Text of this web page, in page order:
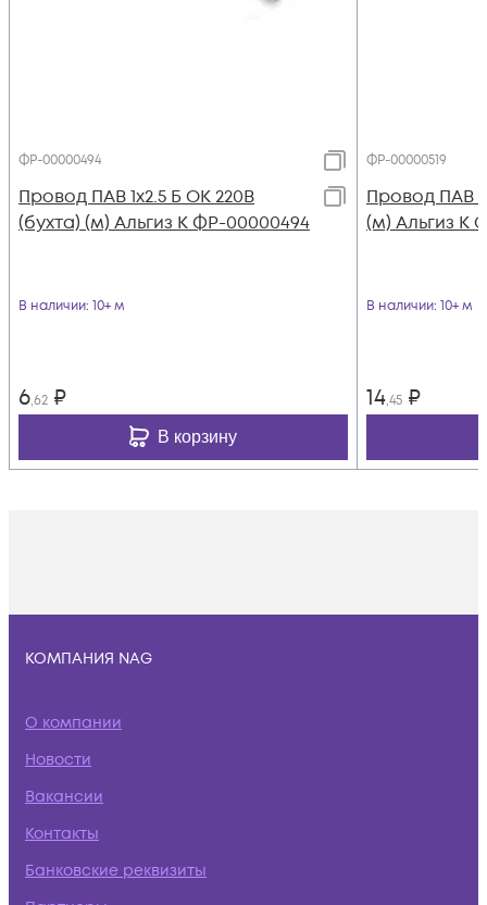
ФР-00000494
Провод ПАВ 1х2.5 Б ОК 220В
(бухта) (м) Альгиз К ФР-00000494
В наличии: 10+ м
6,62 ₽
В корзину
ФР-00000519
Провод ПАВ
(м) Альгиз К
В наличии: 10+ м
14,45 ₽
КОМПАНИЯ NAG
О компании
Новости
Вакансии
Контакты
Банковские реквизиты